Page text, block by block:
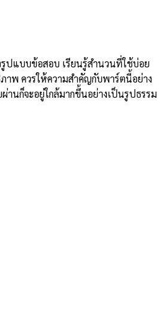
รูปแบบข้อสอบ เรียนรู้สำนวนที่ใช้บ่อย
าพ ควรให้ความสำคัญกับพาร์ตนี้อย่าง
านก็จะอยู่ใกล้มากขึ้นอย่างเป็นรูปธรรม